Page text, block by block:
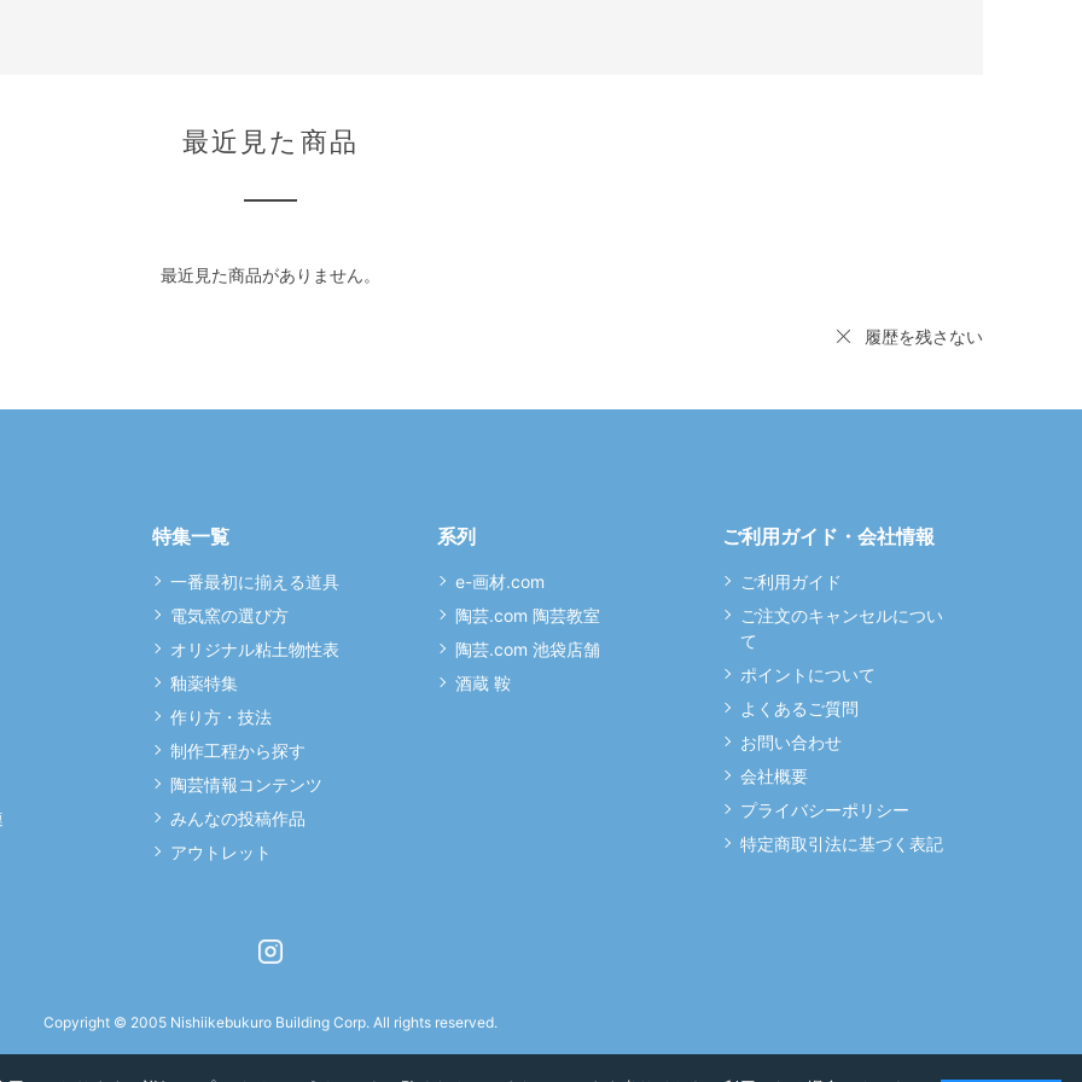
最近見た商品
最近見た商品がありません。
履歴を残さない
特集一覧
一番最初に揃える道具
電気窯の選び方
オリジナル粘土物性表
釉薬特集
作り方・技法
制作工程から探す
陶芸情報コンテンツ
みんなの投稿作品
アウトレット
系列
e-画材.com
陶芸.com 陶芸教室
陶芸.com 池袋店舗
酒蔵 鞍
ご利用ガイド・会社情報
ご利用ガイド
ご注文のキャンセルについ
て
ポイントについて
よくあるご質問
お問い合わせ
会社概要
プライバシーポリシー
特定商取引法に基づく表記
Copyright © 2005 Nishiikebukuro Building Corp. All rights reserved.